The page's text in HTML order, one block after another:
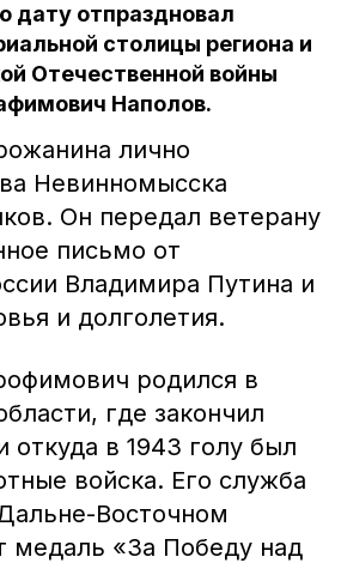
дату отпраздновал
столицы региона и
Отечественной войны
Наполов.
лично
Невинномысска
Он передал ветерану
письмо от
Владимира Путина и
и долголетия.
родился в
где закончил
откуда в 1943 голу был
войска. Его служба
Восточном
медаль «За Победу над